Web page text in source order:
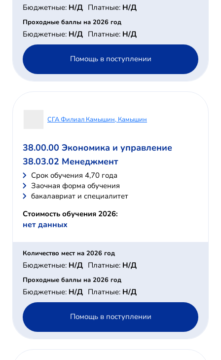
Бюджетные: Н/Д Платные: Н/Д
Проходные баллы на 2026 год
Бюджетные: Н/Д Платные: Н/Д
Помощь в поступлении
СГА Филиал Камышин, Камышин
38.00.00 Экономика и управление
38.03.02 Менеджмент
Cрок обучения 4,70 года
Заочная форма обучения
бакалавриат и специалитет
Стоимость обучения 2026:
нет данных
Количество мест на 2026 год
Бюджетные: Н/Д Платные: Н/Д
Проходные баллы на 2026 год
Бюджетные: Н/Д Платные: Н/Д
Помощь в поступлении